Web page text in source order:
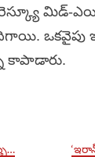
రెస్క్యూ
ఒకవైపు
కాపాడారు.